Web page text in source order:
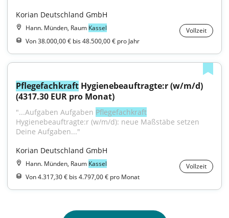
Korian Deutschland GmbH
Hann. Münden, Raum Kassel
Vollzeit
Von 38.000,00 € bis 48.500,00 € pro Jahr
Pflegefachkraft Hygienebeauftragte:r (w/m/d)
(4317.30 EUR pro Monat)
"...Aufgaben Aufgaben Pflegefachkraft
Hygienebeauftragte:r (w/m/d): neue Maßstäbe setzen
Deine Aufgaben..."
Korian Deutschland GmbH
Hann. Münden, Raum Kassel
Vollzeit
Von 4.317,30 € bis 4.797,00 € pro Monat